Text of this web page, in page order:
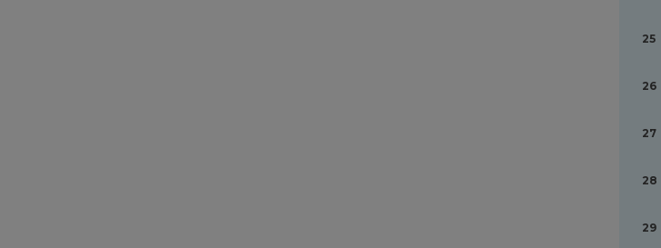
25
26
27
28
29